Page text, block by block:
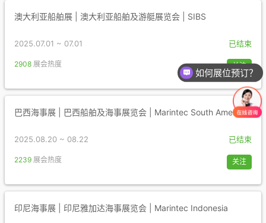
澳大利亚船舶展 | 澳大利亚船舶及游艇展览会 | SIBS
2025.07.01 ~ 07.01 已结束
2908 展会热度 关注
巴西海事展 | 巴西船舶及海事展览会 | Marintec South America
2025.08.20 ~ 08.22 已结束
2239 展会热度 关注
印尼海事展 | 印尼雅加达海事展览会 | Marintec Indonesia
如何展位预订？
如何参观展会？